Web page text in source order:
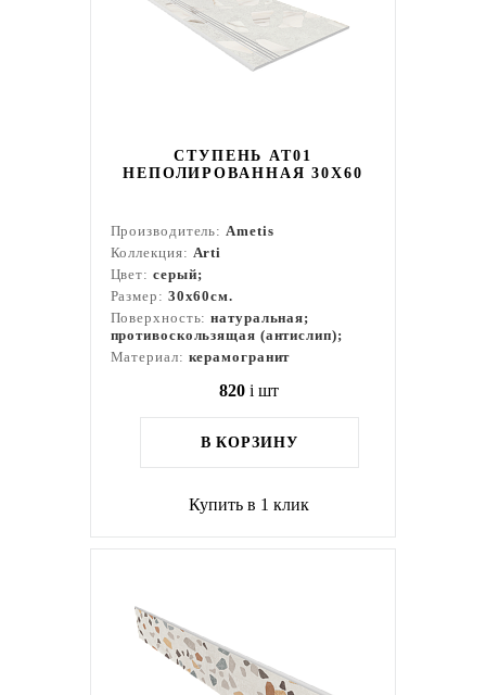
СТУПЕНЬ AT01
НЕПОЛИРОВАННАЯ 30X60
Производитель:Ametis
Коллекция: Arti
Цвет: серый;
Размер: 30x60см.
Поверхность:натуральная;
противоскользящая (антислип);
Материал: керамогранит
820 i шт
В КОРЗИНУ
Купить в 1 клик